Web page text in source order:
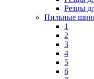
Резцы
Пильные
1
2
3
4
5
6